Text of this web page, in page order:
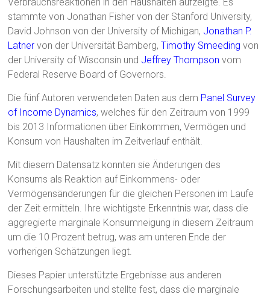
Verbrauchsreaktionen in den Haushalten aufzeigte. Es
stammte von Jonathan Fisher von der Stanford University,
David Johnson von der University of Michigan, Jonathan P.
Latner von der Universität Bamberg,Timothy Smeeding von
der University of Wisconsin und Jeffrey Thompson vom
Federal Reserve Board of Governors.
Die fünf Autoren verwendeten Daten aus dem Panel Survey
of Income Dynamics, welches für den Zeitraum von 1999
bis 2013 Informationen über Einkommen, Vermögen und
Konsum von Haushalten im Zeitverlauf enthält.
Mit diesem Datensatz konnten sie Änderungen des
Konsums als Reaktion auf Einkommens- oder
Vermögensänderungen für die gleichen Personen im Laufe
der Zeit ermitteln. Ihre wichtigste Erkenntnis war, dass die
aggregierte marginale Konsumneigung in diesem Zeitraum
um die 10 Prozent betrug, was am unteren Ende der
vorherigen Schätzungen liegt.
Dieses Papier unterstützte Ergebnisse aus anderen
Forschungsarbeiten und stellte fest, dass die marginale